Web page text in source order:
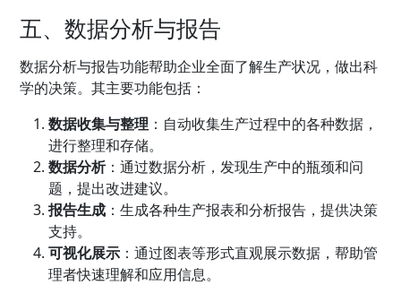
五、数据分析与报告
数据分析与报告功能帮助企业全面了解生产状况，做出科
学的决策。其主要功能包括：
数据收集与整理 ：自动收集生产过程中的各种数据，
进行整理和存储。
数据分析：通过数据分析，发现生产中的瓶颈和问
题，提出改进建议。
报告生成 ：生成各种生产报表和分析报告，提供决策
支持。
可视化展示 ：通过图表等形式直观展示数据，帮助管
理者快速理解和应用信息。